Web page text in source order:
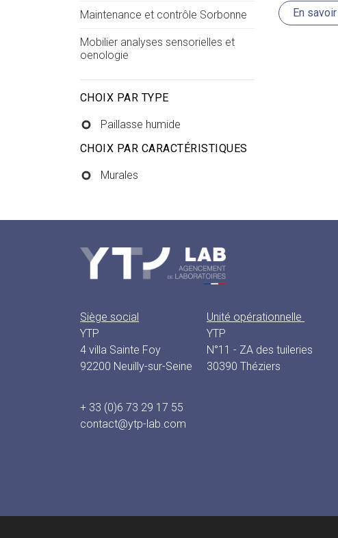
Maintenance et contrôle Sorbonne
Mobilier analyses sensorielles et
oenologie
CHOIX PAR TYPE
Paillasse humide
CHOIX PAR CARACTÉRISTIQUES
Murales
l’évacuation
En
Siège social
YTP
4 villa Sainte Foy
92200 Neuilly-sur-Seine
Unité opérationnelle
YTP
N°11 - ZA des tuileries
30390 Théziers
+ 33 (0)6 73 29 17 55
contact@ytp-lab.com